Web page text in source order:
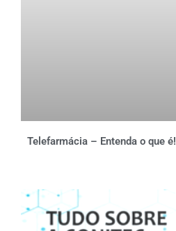
Telefarmácia – Entenda o que é!